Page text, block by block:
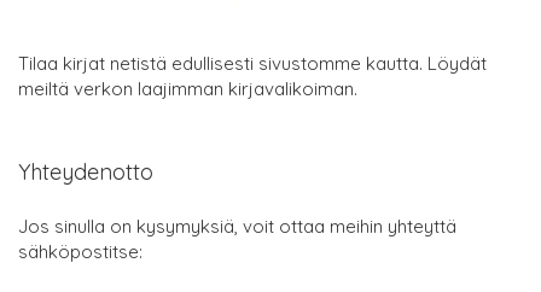
Tilaa kirjat netistä edullisesti sivustomme kautta. Löydät
meiltä verkon laajimman kirjavalikoiman.
Yhteydenotto
Jos sinulla on kysymyksiä, voit ottaa meihin yhteyttä
sähköpostitse: